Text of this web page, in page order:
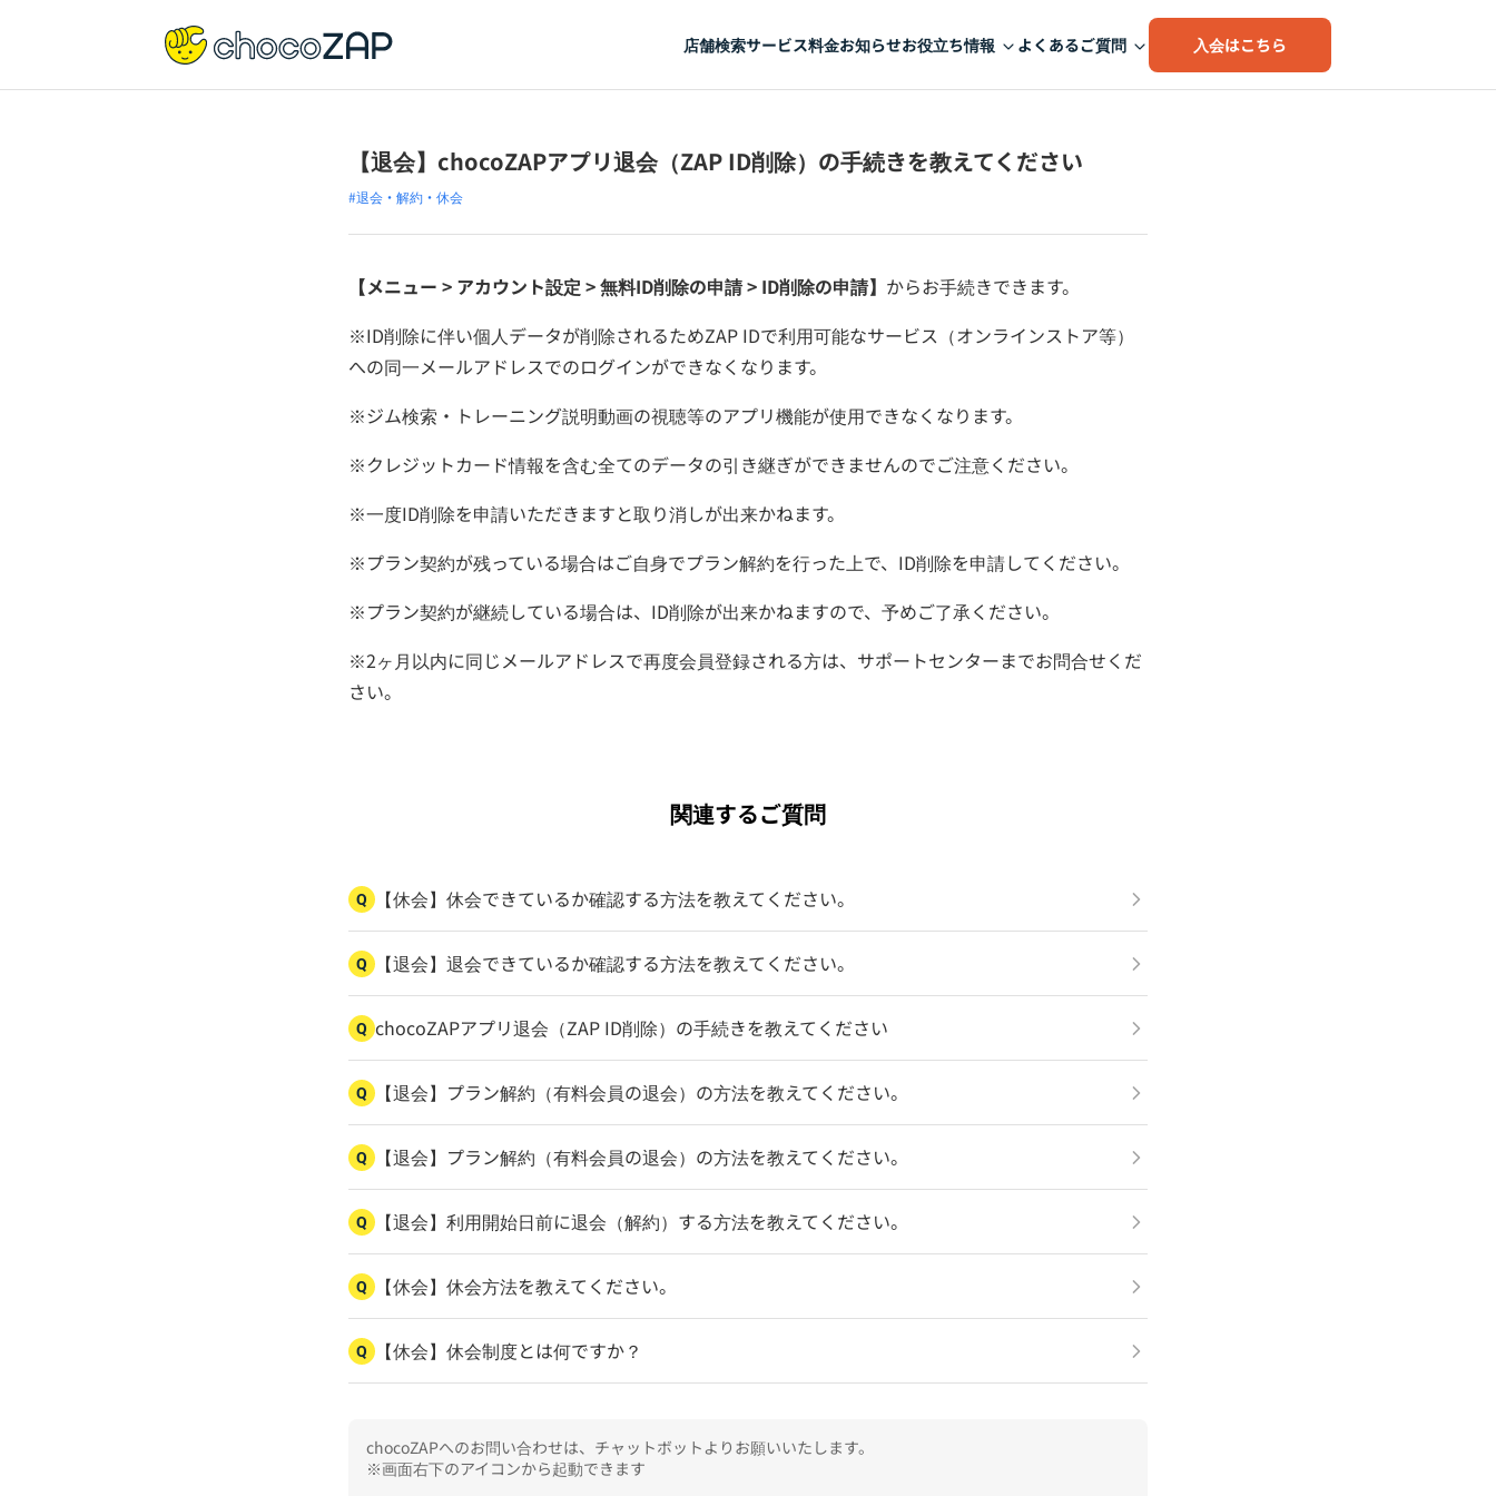
店舗検索サービス料金お知らせお役立ち情報 よくあるご質問 入会はこちら
【退会】chocoZAPアプリ退会（ZAP ID削除）の手続きを教えてください
#退会・解約・休会
【メニュー > アカウント設定 > 無料ID削除の申請 > ID削除の申請】 からお手続きできます。
※ID削除に伴い個人データが削除されるためZAP IDで利用可能なサービス（オンラインストア等）
への同一メールアドレスでのログインができなくなります。
※ジム検索・トレーニング説明動画の視聴等のアプリ機能が使用できなくなります。
※クレジットカード情報を含む全てのデータの引き継ぎができませんのでご注意ください。
※一度ID削除を申請いただきますと取り消しが出来かねます。
※プラン契約が残っている場合はご自身でプラン解約を行った上で、ID削除を申請してください。
※プラン契約が継続している場合は、ID削除が出来かねますので、予めご了承ください。
※2ヶ月以内に同じメールアドレスで再度会員登録される方は、サポートセンターまでお問合せくだ
さい。
関連するご質問
Q 【休会】休会できているか確認する方法を教えてください。
Q 【退会】退会できているか確認する方法を教えてください。
Q chocoZAPアプリ退会（ZAP ID削除）の手続きを教えてください
Q 【退会】プラン解約（有料会員の退会）の方法を教えてください。
Q 【退会】プラン解約（有料会員の退会）の方法を教えてください。
Q 【退会】利用開始日前に退会（解約）する方法を教えてください。
Q 【休会】休会方法を教えてください。
Q 【休会】休会制度とは何ですか？
chocoZAPへのお問い合わせは、チャットボットよりお願いいたします。
※画面右下のアイコンから起動できます